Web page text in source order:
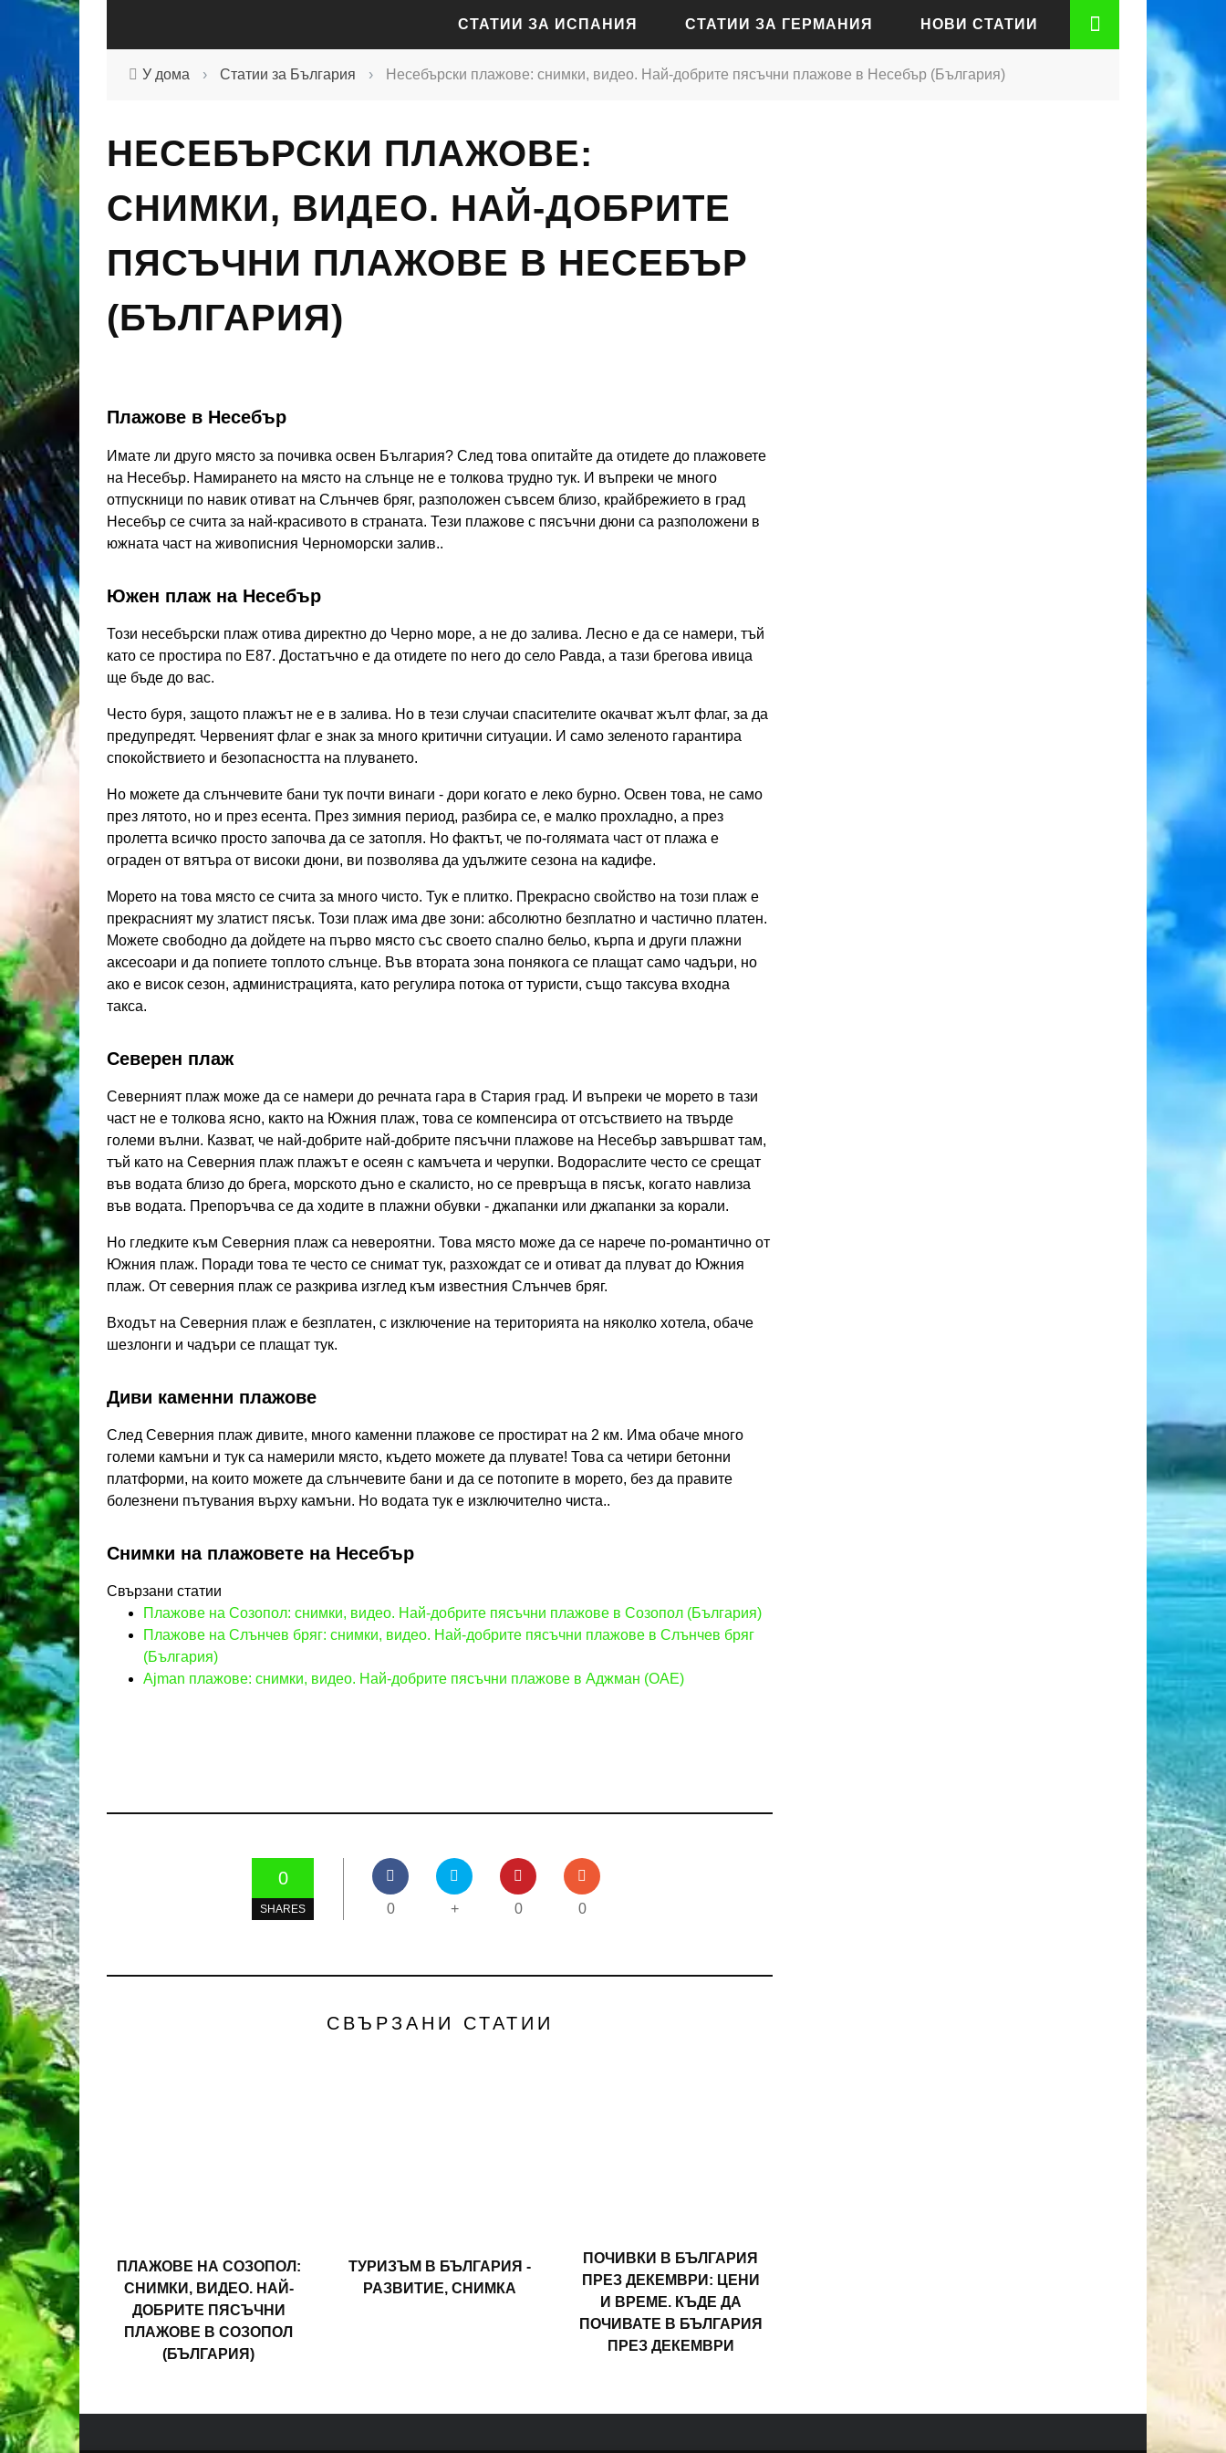
СТАТИИ ЗА ИСПАНИЯ
СТАТИИ ЗА БАРСЕЛОНА
СТАТИИ ЗА СЕВИЛЯ
СТАТИИ ЗА ВАЛЕНСИЯ
СТАТИИ ЗА ГЕРМАНИЯ
СТАТИИ ЗА ДРЕЗДЕН
СТАТИИ ЗА ФРАНКФУРТ
НОВИ СТАТИИ
У дома › Статии за България › Несебърски плажове: снимки, видео. Най-добрите пясъчни плажове в Несебър (България)
НЕСЕБЪРСКИ ПЛАЖОВЕ:
СНИМКИ, ВИДЕО. НАЙ-ДОБРИТЕ
ПЯСЪЧНИ ПЛАЖОВЕ В НЕСЕБЪР
(БЪЛГАРИЯ)
Плажове в Несебър
Имате ли друго място за почивка освен България? След това опитайте да отидете до плажовете
на Несебър. Намирането на място на слънце не е толкова трудно тук. И въпреки че много
отпускници по навик отиват на Слънчев бряг, разположен съвсем близо, крайбрежието в град
Несебър се счита за най-красивото в страната. Тези плажове с пясъчни дюни са разположени в
южната част на живописния Черноморски залив..
Южен плаж на Несебър
Този несебърски плаж отива директно до Черно море, а не до залива. Лесно е да се намери, тъй
като се простира по E87. Достатъчно е да отидете по него до село Равда, а тази брегова ивица
ще бъде до вас.
Често буря, защото плажът не е в залива. Но в тези случаи спасителите окачват жълт флаг, за да
предупредят. Червеният флаг е знак за много критични ситуации. И само зеленото гарантира
спокойствието и безопасността на плуването.
Но можете да слънчевите бани тук почти винаги - дори когато е леко бурно. Освен това, не само
през лятото, но и през есента. През зимния период, разбира се, е малко прохладно, а през
пролетта всичко просто започва да се затопля. Но фактът, че по-голямата част от плажа е
ограден от вятъра от високи дюни, ви позволява да удължите сезона на кадифе.
Морето на това място се счита за много чисто. Тук е плитко. Прекрасно свойство на този плаж е
прекрасният му златист пясък. Този плаж има две зони: абсолютно безплатно и частично платен.
Можете свободно да дойдете на първо място със своето спално бельо, кърпа и други плажни
аксесоари и да попиете топлото слънце. Във втората зона понякога се плащат само чадъри, но
ако е висок сезон, администрацията, като регулира потока от туристи, също таксува входна
такса.
Северен плаж
Северният плаж може да се намери до речната гара в Стария град. И въпреки че морето в тази
част не е толкова ясно, както на Южния плаж, това се компенсира от отсъствието на твърде
големи вълни. Казват, че най-добрите най-добрите пясъчни плажове на Несебър завършват там,
тъй като на Северния плаж плажът е осеян с камъчета и черупки. Водораслите често се срещат
във водата близо до брега, морското дъно е скалисто, но се превръща в пясък, когато навлиза
във водата. Препоръчва се да ходите в плажни обувки - джапанки или джапанки за корали.
Но гледките към Северния плаж са невероятни. Това място може да се нарече по-романтично от
Южния плаж. Поради това те често се снимат тук, разхождат се и отиват да плуват до Южния
плаж. От северния плаж се разкрива изглед към известния Слънчев бряг.
Входът на Северния плаж е безплатен, с изключение на територията на няколко хотела, обаче
шезлонги и чадъри се плащат тук.
Диви каменни плажове
След Северния плаж дивите, много каменни плажове се простират на 2 км. Има обаче много
големи камъни и тук са намерили място, където можете да плувате! Това са четири бетонни
платформи, на които можете да слънчевите бани и да се потопите в морето, без да правите
болезнени пътувания върху камъни. Но водата тук е изключително чиста..
Снимки на плажовете на Несебър
Свързани статии
Плажове на Созопол: снимки, видео. Най-добрите пясъчни плажове в Созопол (България)
Плажове на Слънчев бряг: снимки, видео. Най-добрите пясъчни плажове в Слънчев бряг
(България)
Ajman плажове: снимки, видео. Най-добрите пясъчни плажове в Аджман (ОАЕ)
0
SHARES 0 + 0 0
СВЪРЗАНИ СТАТИИ
ПЛАЖОВЕ НА СОЗОПОЛ:
СНИМКИ, ВИДЕО. НАЙ-
ДОБРИТЕ ПЯСЪЧНИ
ПЛАЖОВЕ В СОЗОПОЛ
(БЪЛГАРИЯ)
ТУРИЗЪМ В БЪЛГАРИЯ -
РАЗВИТИЕ, СНИМКА
ПОЧИВКИ В БЪЛГАРИЯ
ПРЕЗ ДЕКЕМВРИ: ЦЕНИ
И ВРЕМЕ. КЪДЕ ДА
ПОЧИВАТЕ В БЪЛГАРИЯ
ПРЕЗ ДЕКЕМВРИ